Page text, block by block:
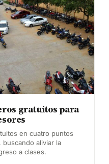
gratuitos para
en cuatro puntos
aliviar la
a clases.